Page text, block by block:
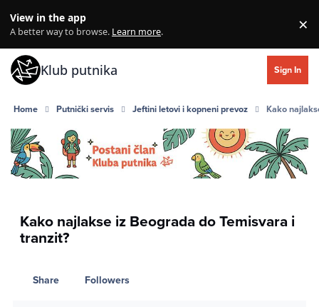
View in the app
A better way to browse. Learn more. ×
Klub putnika Sign In
Home Putnički servis Jeftini letovi i kopneni prevoz Kako
Kako najlakse iz Beograda do Temisvara i
tranzit?
Share Followers